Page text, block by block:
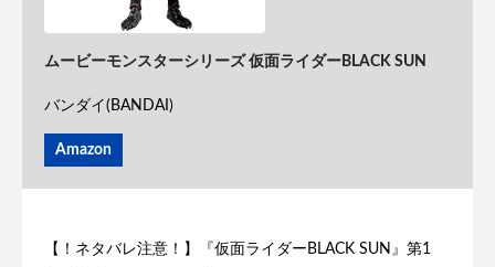
ムービーモンスターシリーズ 仮面ライダーBLACK SUN
バンダイ(BANDAI)
Amazon
【！ネタバレ注意！】『仮面ライダーBLACK SUN』第1